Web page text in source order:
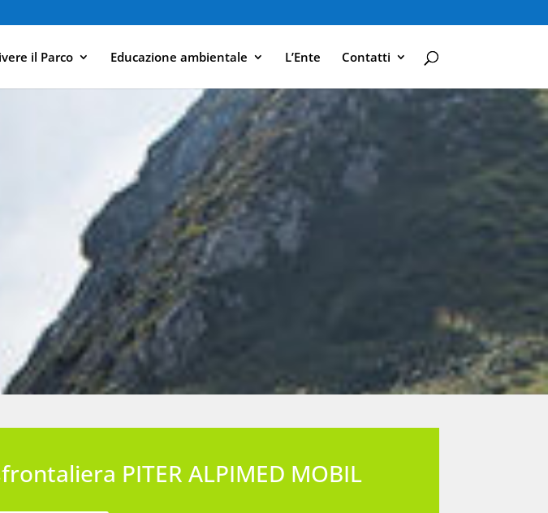
il Parco Educazione ambientale L’Ente Contatti
PITER ALPIMED MOBIL